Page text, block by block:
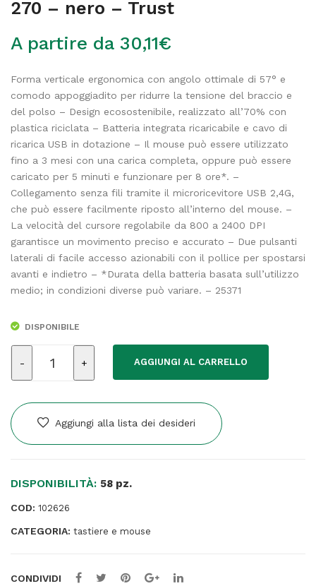
270 – nero – Trust
A partire da 30,11€
Forma verticale ergonomica con angolo ottimale di 57° e
comodo appoggiadito per ridurre la tensione del braccio e
del polso – Design ecosostenibile, realizzato all’70% con
plastica riciclata – Batteria integrata ricaricabile e cavo di
ricarica USB in dotazione – Il mouse può essere utilizzato
fino a 3 mesi con una carica completa, oppure può essere
caricato per 5 minuti e funzionare per 8 ore*. –
Collegamento senza fili tramite il microricevitore USB 2,4G,
che può essere facilmente riposto all’interno del mouse. –
La velocità del cursore regolabile da 800 a 2400 DPI
garantisce un movimento preciso e accurato – Due pulsanti
laterali di facile accesso azionabili con il pollice per spostarsi
avanti e indietro – *Durata della batteria basata sull’utilizzo
medio; in condizioni diverse può variare. – 25371
DISPONIBILE
ergonomico
TM-
270
Trust
AGGIUNGI AL CARRELLO
Aggiungi alla lista dei desideri
DISPONIBILITÀ: 58 pz.
COD: 102626
CATEGORIA: tastiere e mouse
CONDIVIDI